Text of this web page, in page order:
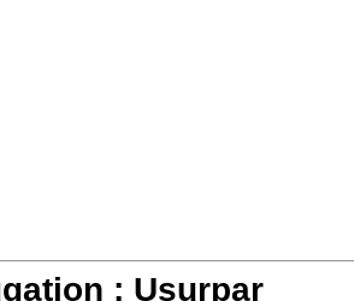
: Usurpar